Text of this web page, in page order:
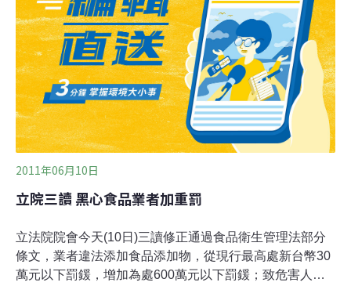
層面，所以現在可能應付得有點腳痛醫腳、頭痛醫頭，沒
有辦法掌握食品汙染的狀況。」台大國發所教授周桂田也
批評，台灣是石化王國，使用塑化劑卻沒有自己的標準，
塑化劑事件透露出的不僅是政府有政治責任，多數食品大
廠在產品量產前卻沒有先測試食品的安全性，沒有資格以
食品大廠自居，因此他贊成消費者向食品廠商求
2011年06月10日
立院三讀 黑心食品業者加重罰
立法院院會今天(10日)三讀修正通過食品衛生管理法部分
條文，業者違法添加食品添加物，從現行最高處新台幣30
萬元以下罰鍰，增加為處600萬元以下罰鍰；致危害人體